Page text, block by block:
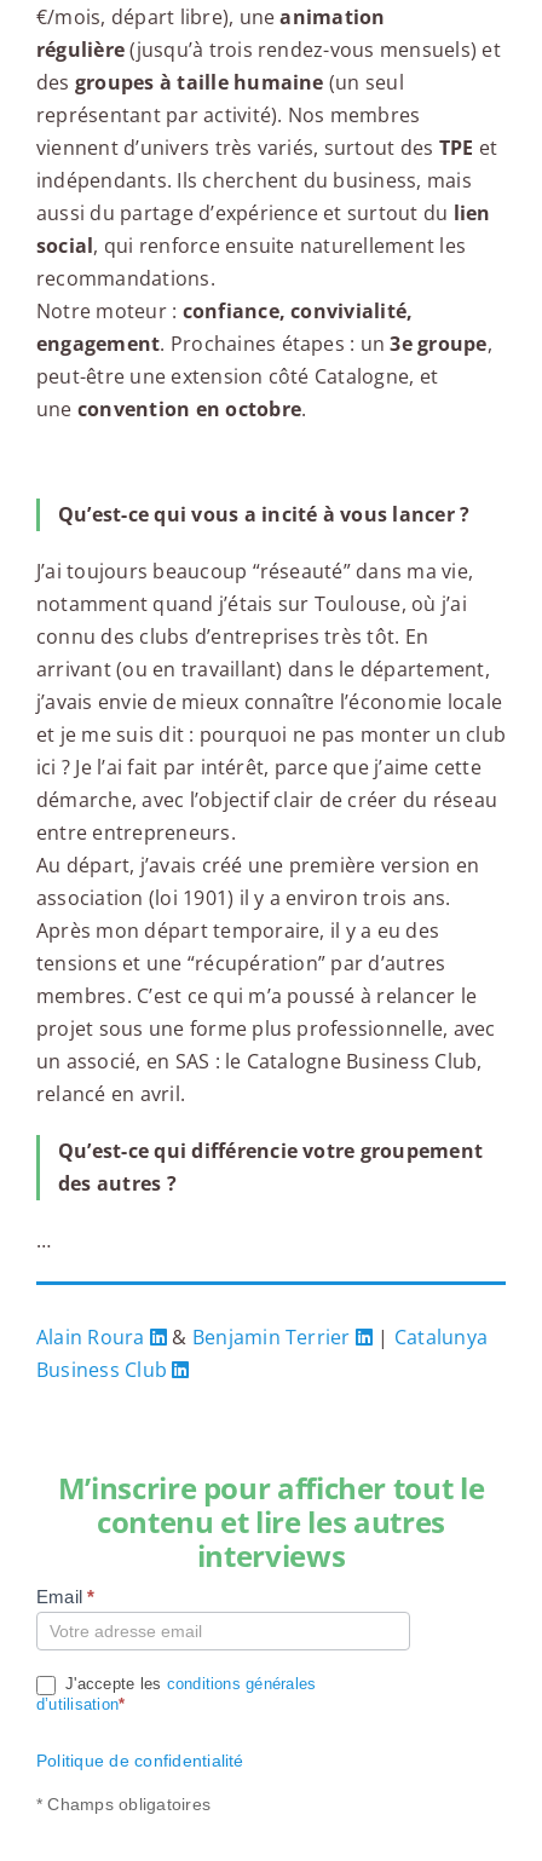
€/mois, départ libre), uneanimation
régulière(jusqu’à trois rendez-vous mensuels) et
des groupes à taille humaine (un seul
représentant par activité). Nos membres
viennent d’univers très variés, surtout des TPE et
indépendants. Ils cherchent du business, mais
aussi du partage d’expérience et surtout du lien
social, qui renforce ensuite naturellement les
recommandations.
Notre moteur : confiance, convivialité,
engagement. Prochaines étapes : un3e groupe,
peut-être une extension côté Catalogne, et
une convention en octobre.
Qu’est-ce qui vous a incité à vous lancer ?
J’ai toujours beaucoup “réseauté” dans ma vie,
notamment quand j’étais sur Toulouse, où j’ai
connu des clubs d’entreprises très tôt. En
arrivant (ou en travaillant) dans le département,
j’avais envie de mieux connaître l’économie locale
et je me suis dit : pourquoi ne pas monter un club
ici ? Je l’ai fait par intérêt, parce que j’aime cette
démarche, avec l’objectif clair de créer du réseau
entre entrepreneurs.
Au départ, j’avais créé une première version en
association (loi 1901) il y a environ trois ans.
Après mon départ temporaire, il y a eu des
tensions et une “récupération” par d’autres
membres. C’est ce qui m’a poussé à relancer le
projet sous une forme plus professionnelle, avec
un associé, en SAS : le Catalogne Business Club,
relancé en avril.
Qu’est-ce qui différencie votre groupement
des autres ?
…
Alain Roura & Benjamin Terrier | Catalunya
Business Club
M’inscrire pour afficher tout le
contenu et lire les autres
interviews
Compte
Email*
J'accepte les conditions générales
d’utilisation*
Politique de confidentialité
* Champs obligatoires